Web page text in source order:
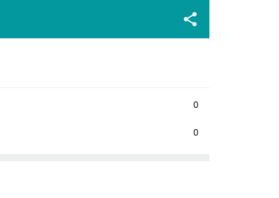
0
0